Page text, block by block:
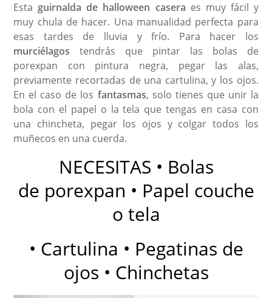
Esta guirnalda de halloween casera es muy fácil y
muy chula de hacer. Una manualidad perfecta para
esas tardes de lluvia y frío. Para hacer los
murciélagos tendrás que pintar las bolas de
porexpan con pintura negra, pegar las alas,
previamente recortadas de una cartulina, y los ojos.
En el caso de los fantasmas, solo tienes que unir la
bola con el papel o la tela que tengas en casa con
una chincheta, pegar los ojos y colgar todos los
muñecos en una cuerda.
NECESITAS • Bolas
de porexpan • Papel couche
o tela
• Cartulina • Pegatinas de
ojos • Chinchetas